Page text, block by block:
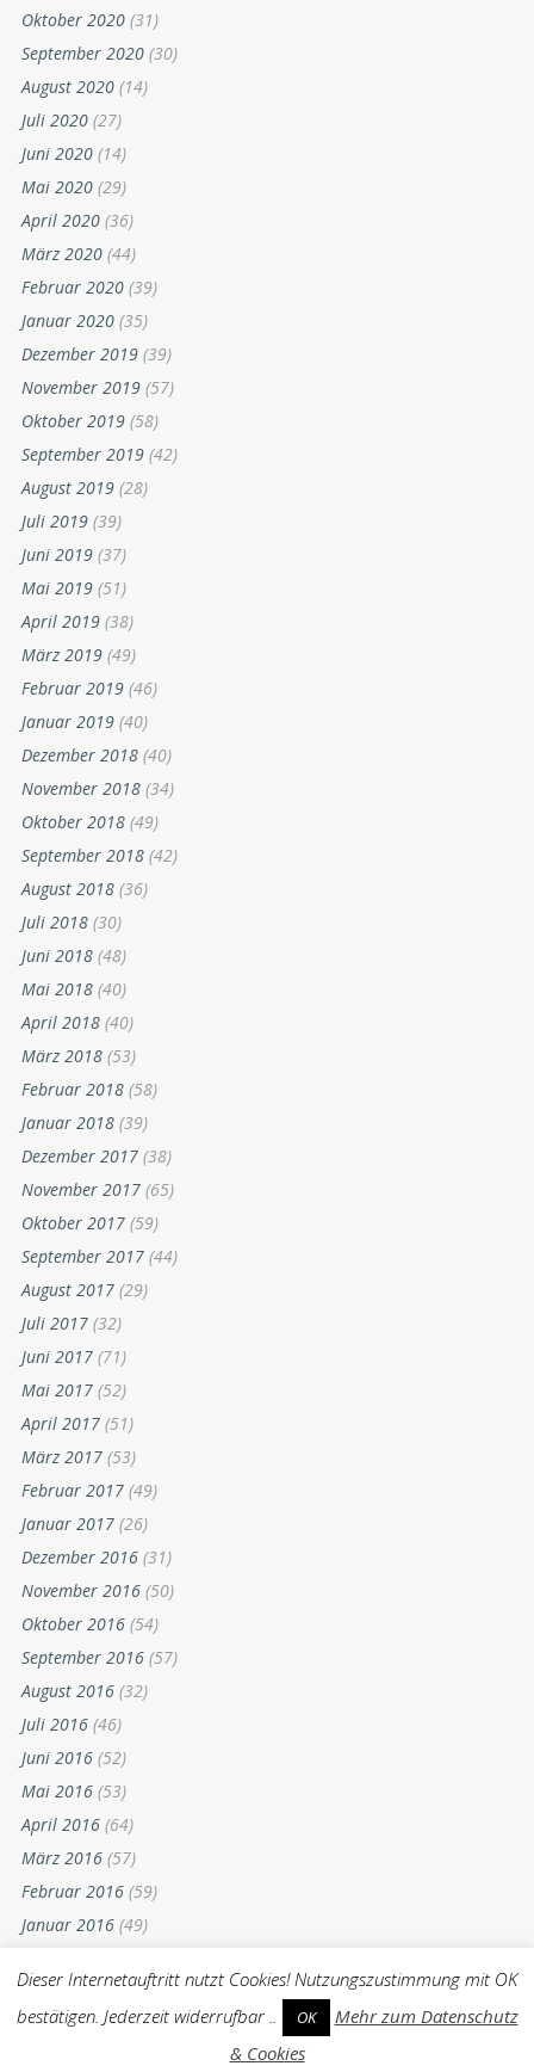
Oktober 2020 (31)
September 2020 (30)
August 2020 (14)
Juli 2020 (27)
Juni 2020 (14)
Mai 2020 (29)
April 2020 (36)
März 2020 (44)
Februar 2020 (39)
Januar 2020 (35)
Dezember 2019 (39)
November 2019 (57)
Oktober 2019 (58)
September 2019 (42)
August 2019 (28)
Juli 2019 (39)
Juni 2019 (37)
Mai 2019 (51)
April 2019 (38)
März 2019 (49)
Februar 2019 (46)
Januar 2019 (40)
Dezember 2018 (40)
November 2018 (34)
Oktober 2018 (49)
September 2018 (42)
August 2018 (36)
Juli 2018 (30)
Juni 2018 (48)
Mai 2018 (40)
April 2018 (40)
März 2018 (53)
Februar 2018 (58)
Januar 2018 (39)
Dezember 2017 (38)
November 2017 (65)
Oktober 2017 (59)
September 2017 (44)
August 2017 (29)
Juli 2017 (32)
Juni 2017 (71)
Mai 2017 (52)
April 2017 (51)
März 2017 (53)
Februar 2017 (49)
Januar 2017 (26)
Dezember 2016 (31)
November 2016 (50)
Oktober 2016 (54)
September 2016 (57)
August 2016 (32)
Juli 2016 (46)
Juni 2016 (52)
Mai 2016 (53)
April 2016 (64)
März 2016 (57)
Februar 2016 (59)
Januar 2016 (49)
November 2015(55)
Oktober 2015(54)
Dieser Internetauftritt nutzt Cookies! Nutzungszustimmung mit OK
bestätigen. Jederzeit widerrufbar ..
OK
Mehr zum Datenschutz
& Cookies